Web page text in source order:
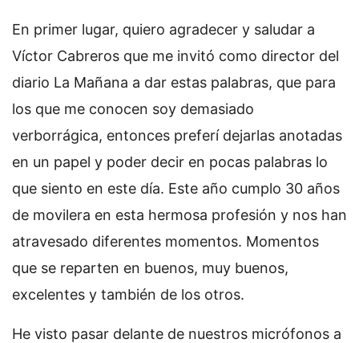
En primer lugar, quiero agradecer y saludar a
Víctor Cabreros que me invitó como director del
diario La Mañana a dar estas palabras, que para
los que me conocen soy demasiado
verborrágica, entonces preferí dejarlas anotadas
en un papel y poder decir en pocas palabras lo
que siento en este día. Este año cumplo 30 años
de movilera en esta hermosa profesión y nos han
atravesado diferentes momentos. Momentos
que se reparten en buenos, muy buenos,
excelentes y también de los otros.
He visto pasar delante de nuestros micrófonos a